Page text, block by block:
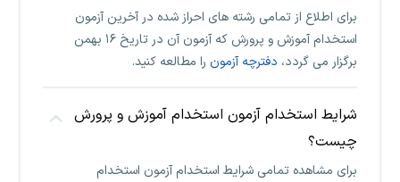
برای اطلاع از تمامی رشته های احراز شده در آخرین آزمون
استخدام آموزش و پرورش که آزمون آن در تاریخ ۱۶ بهمن
برگزار می گردد، دفترچه آزمون را مطالعه کنید.
شرایط استخدام آزمون استخدام آموزش و پرورش
چیست؟
برای مشاهده تمامی شرایط استخدام آزمون استخدام